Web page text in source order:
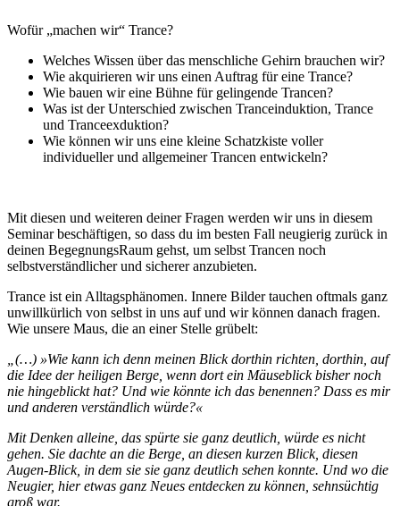
Wofür „machen wir“ Trance?
Welches Wissen über das menschliche Gehirn brauchen wir?
Wie akquirieren wir uns einen Auftrag für eine Trance?
Wie bauen wir eine Bühne für gelingende Trancen?
Was ist der Unterschied zwischen Tranceinduktion, Trance
und Tranceexduktion?
Wie können wir uns eine kleine Schatzkiste voller
individueller und allgemeiner Trancen entwickeln?
Mit diesen und weiteren deiner Fragen werden wir uns in diesem
Seminar beschäftigen, so dass du im besten Fall neugierig zurück in
deinen BegegnungsRaum gehst, um selbst Trancen noch
selbstverständlicher und sicherer anzubieten.
Trance ist ein Alltagsphänomen. Innere Bilder tauchen oftmals ganz
unwillkürlich von selbst in uns auf und wir können danach fragen.
Wie unsere Maus, die an einer Stelle grübelt:
„(…) »Wie kann ich denn meinen Blick dorthin richten, dorthin, auf
die Idee der heiligen Berge, wenn dort ein Mäuseblick bisher noch
nie hingeblickt hat? Und wie könnte ich das benennen? Dass es mir
und anderen verständlich würde?«
Mit Denken alleine, das spürte sie ganz deutlich, würde es nicht
gehen. Sie dachte an die Berge, an diesen kurzen Blick, diesen
Augen-Blick, in dem sie sie ganz deutlich sehen konnte. Und wo die
Neugier, hier etwas ganz Neues entdecken zu können, sehnsüchtig
groß war.